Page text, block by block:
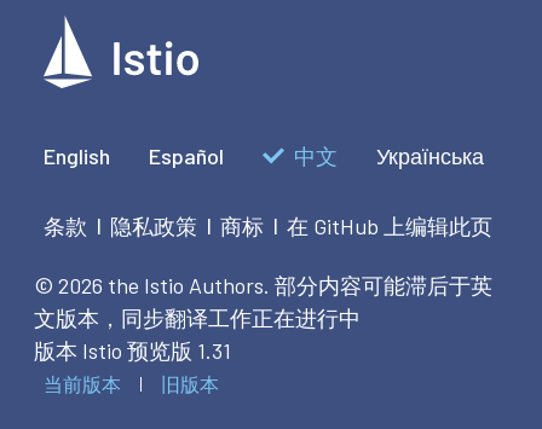
English Español 中文 Українська
条款 | 隐私政策 | 商标 | 在 GitHub 上编辑此页
© 2026 the Istio Authors. 部分内容可能滞后于英
文版本，同步翻译工作正在进行中
版本 Istio 预览版 1.31
当前版本 旧版本